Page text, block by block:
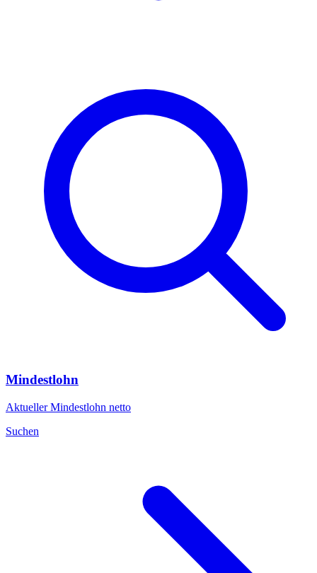
Mindestlohn
Aktueller Mindestlohn netto
Suchen